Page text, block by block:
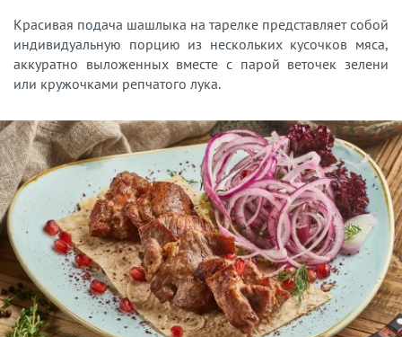
Красивая подача шашлыка на тарелке представляет собой
индивидуальную порцию из нескольких кусочков мяса,
аккуратно выложенных вместе с парой веточек зелени
или кружочками репчатого лука.